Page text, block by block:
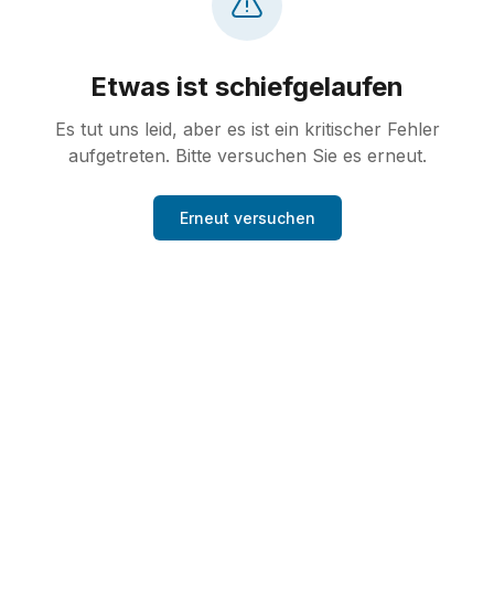
Etwas ist schiefgelaufen
Es tut uns leid, aber es ist ein kritischer Fehler
aufgetreten. Bitte versuchen Sie es erneut.
Erneut versuchen